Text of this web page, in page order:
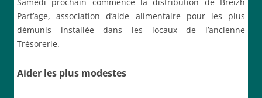
Part’age, association d’aide alimentaire pour les plus
démunis installée dans les locaux de l’ancienne
Trésorerie.
Aider les plus modestes